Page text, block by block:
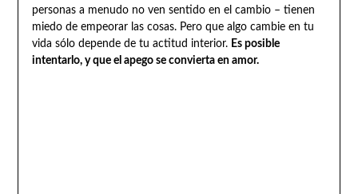
personas a menudo no ven sentido en el cambio – tienen
miedo de empeorar las cosas. Pero que algo cambie en tu
vida sólo depende de tu actitud interior. Es posible
intentarlo, y que el apego se convierta en amor.